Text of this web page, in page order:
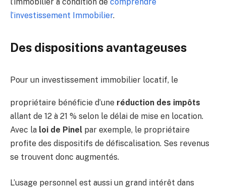
l’immobilier à condition de comprendre
l’investissement Immobilier.
Des dispositions avantageuses
Pour un investissement immobilier locatif, le
propriétaire bénéficie d’une réduction des impôts
allant de 12 à 21 % selon le délai de mise en location.
Avec la loi de Pinel par exemple, le propriétaire
profite des dispositifs de défiscalisation. Ses revenus
se trouvent donc augmentés.
L’usage personnel est aussi un grand intérêt dans